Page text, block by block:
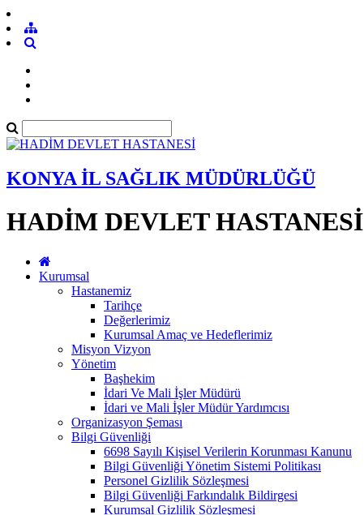
KONYA İL SAĞLIK MÜDÜRLÜĞÜ
HADİM DEVLET HASTANESİ
Kurumsal
Hastanemiz
Tarihçe
Değerlerimiz
Kurumsal Amaç ve Hedeflerimiz
Misyon Vizyon
Yönetim
Başhekim
İdari Ve Mali İşler Müdürü
İdari ve Mali İşler Müdür Yardımcısı
Organizasyon Şeması
Bilgi Güvenliği
6698 Sayılı Kişisel Verilerin Korunması Kanunu
Bilgi Güvenliği Yönetim Sistemi Politikası
Personel Gizlilik Sözleşmesi
Bilgi Güvenliği Farkındalık Bildirgesi
Kurumsal Gizlilik Sözleşmesi